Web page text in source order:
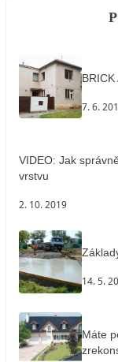
7. 6.
VIDEO: Jak
vrstvu
2. 10. 2019
14. 5.
Máte